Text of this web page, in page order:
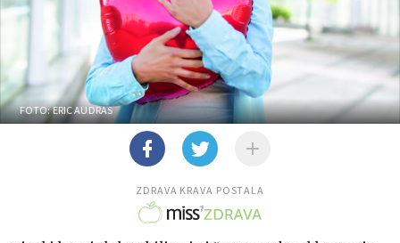
FOTO: ERIC AUDRAS
ZDRAVA KRAVA POSTALA